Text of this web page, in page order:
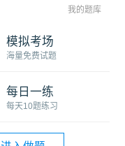
我的题库
模拟考场
海量免费试题
每日一练
每天10题练习